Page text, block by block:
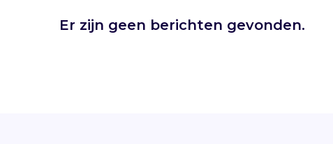
Er zijn geen berichten gevonden.